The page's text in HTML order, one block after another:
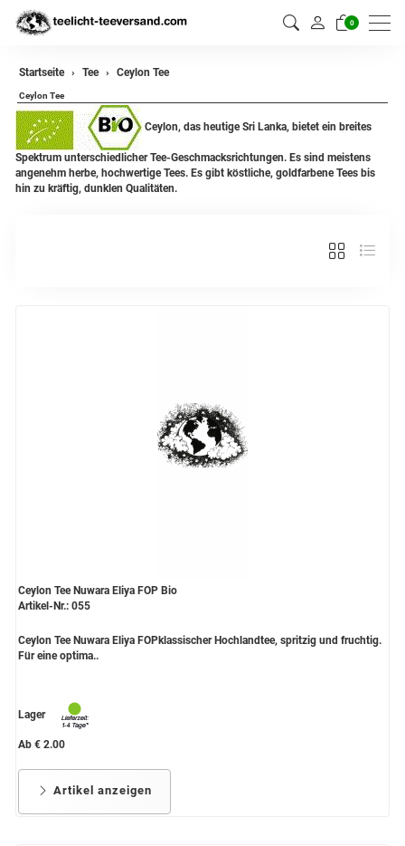
0
zurück
Darjeeling Tee
Assam Tee
Ceylon Tee
Grüntee aus Ceylon, Darjeeling,
Yogi - und Beuteltee
Aromatisierter Grüntee
Früchtetee
Startseite Tee Ceylon Tee
Ceylon Tee
Ceylon, das heutige Sri Lanka, bietet ein breites
Spektrum unterschiedlicher Tee-Geschmacksrichtungen. Es sind meistens
angenehm herbe, hochwertige Tees. Es gibt köstliche, goldfarbene Tees bis
hin zu kräftig, dunklen Qualitäten.
Ceylon Tee Nuwara Eliya FOP Bio
Artikel-Nr.: 055
Ceylon Tee Nuwara Eliya FOPklassischer Hochlandtee, spritzig und fruchtig.
Für eine optima..
Lager
Ab € 2.00
Artikel anzeigen